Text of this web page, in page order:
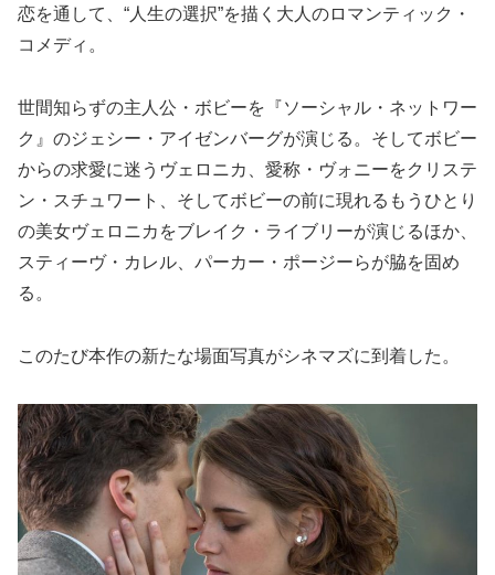
恋を通して、“人生の選択”を描く大人のロマンティック・
コメディ。
世間知らずの主人公・ボビーを『ソーシャル・ネットワー
ク』のジェシー・アイゼンバーグが演じる。そしてボビー
からの求愛に迷うヴェロニカ、愛称・ヴォニーをクリステ
ン・スチュワート、そしてボビーの前に現れるもうひとり
の美女ヴェロニカをブレイク・ライブリーが演じるほか、
スティーヴ・カレル、パーカー・ポージーらが脇を固め
る。
このたび本作の新たな場面写真がシネマズに到着した。